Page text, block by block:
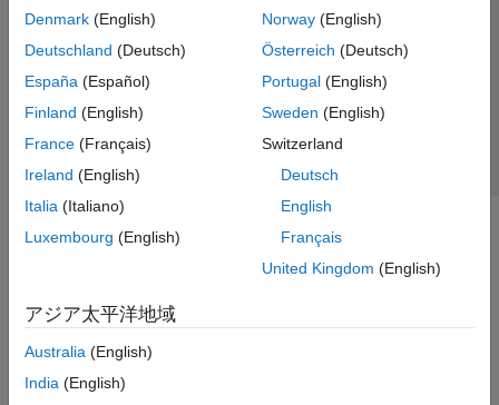
Denmark (English)
Deutschland (Deutsch)
España (Español)
Finland (English)
France (Français)
Ireland (English)
Italia (Italiano)
Luxembourg (English)
Norway(English)
Österreich (Deutsch)
Portugal(English)
Sweden (English)
Switzerland
Deutsch
English
Français
United Kingdom (English)
アジア太平洋地域
Australia (English)
India (English)
違法コピー防止
アプリケーション ステータス
© 1994-2026 The MathWorks, Inc.